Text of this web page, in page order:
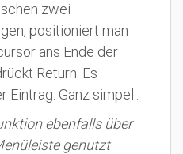
zwei
positioniert man
ans Ende der
Return. Es
Ganz simpel..
ebenfalls über
genutzt